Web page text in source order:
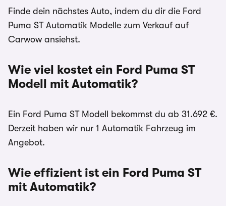
Finde dein nächstes Auto, indem du dir die Ford
Puma ST Automatik Modelle zum Verkauf auf
Carwow ansiehst.
Wie viel kostet ein Ford Puma ST
Modell mit Automatik?
Ein Ford Puma ST Modell bekommst du ab 31.692 €.
Derzeit haben wir nur 1 Automatik Fahrzeug im
Angebot.
Wie effizient ist ein Ford Puma ST
mit Automatik?